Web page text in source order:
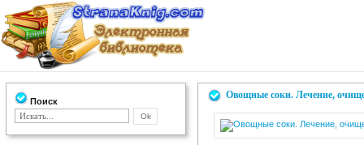
Поиск
Овощные соки. Лечение,